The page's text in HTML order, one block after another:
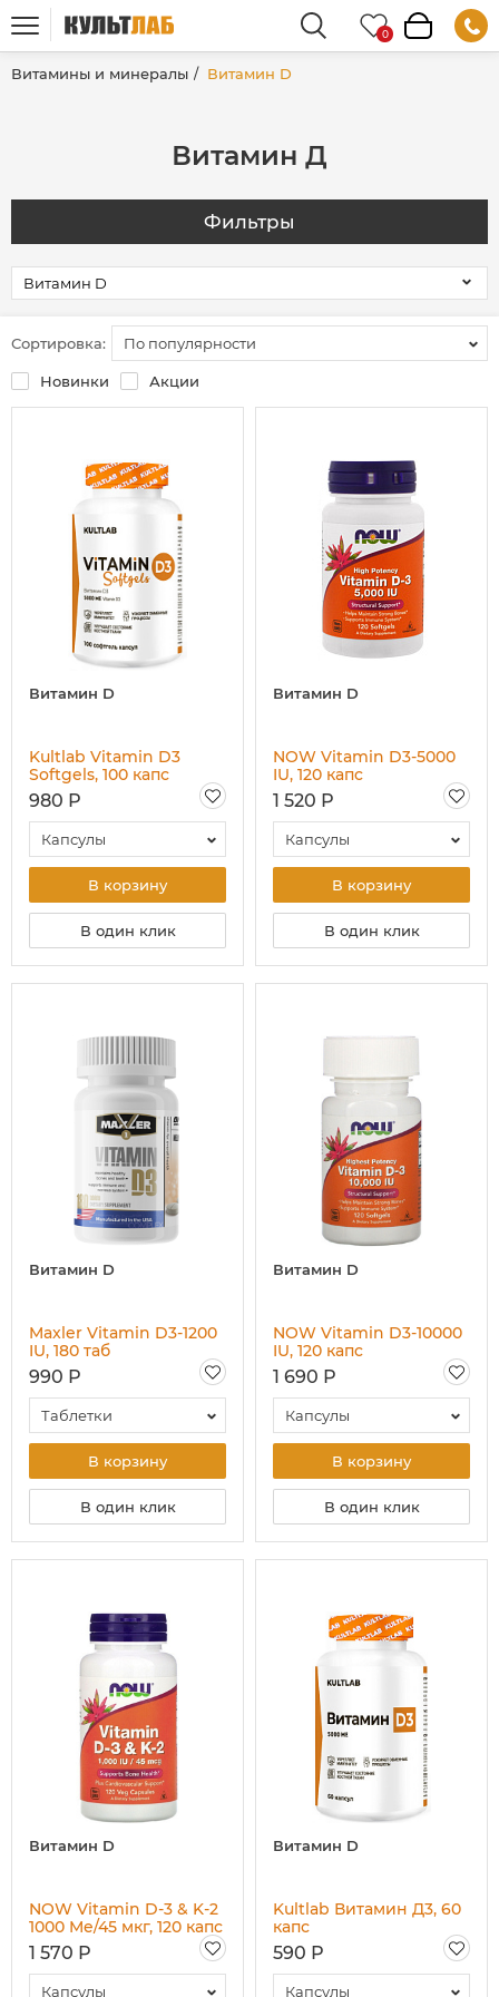
Витамины и минералы Витамин D
Витамин Д
Фильтры
Сортировка: По популярности
Новинки Акции
Витамин D
Kultlab Vitamin D3
Softgels, 100 капс
980 Р
Капсулы
В корзину
В один клик
Витамин D
NOW Vitamin D3-5000
IU, 120 капc
1 520 Р
Капсулы
В корзину
В один клик
Витамин D
Maxler Vitamin D3-1200
IU, 180 таб
990 Р
Таблетки
В корзину
В один клик
Витамин D
NOW Vitamin D3-10000
IU, 120 капc
1 690 Р
Капсулы
В корзину
В один клик
Витамин D
NOW Vitamin D-3 & K-2
1000 Me/45 мкг, 120 капс
1 570 Р
Капсулы
Витамин D
Kultlab Витамин Д3, 60
капс
590 Р
Капсулы